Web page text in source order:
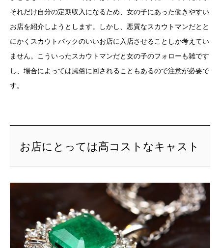
それだけ自分の定期収入になるため、女の子にあった働きやすい
お店を紹介しようとします。しかし、悪質なスカウトマンだとと
にかくスカウトバックのいいお店に入店させることしか考えてい
ません。こういったスカウトマンだと女の子のフォローも雑です
し、場合によっては風俗に回されることもあるので注意が必要で
す。
お店にとっては高コストなキャスト